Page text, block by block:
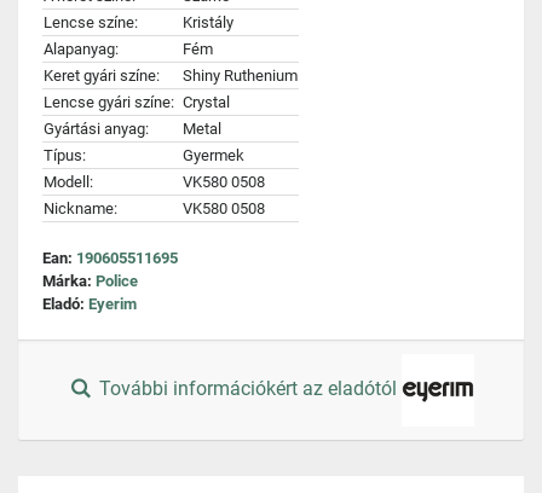
Lencse színe:
Kristály
Alapanyag:
Fém
Keret gyári színe:
Shiny Ruthenium
Lencse gyári színe: Crystal
Gyártási anyag:
Metal
Típus:
Gyermek
Modell:
VK580 0508
Nickname:
VK580 0508
Ean: 190605511695
Márka: Police
Eladó: Eyerim
További információkért az eladótól